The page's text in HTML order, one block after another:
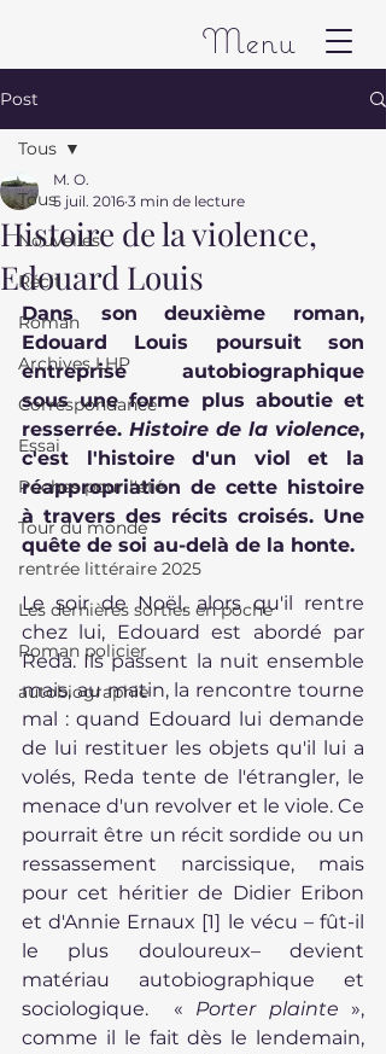
Menu
Post
Tous
Nouvelles
Récit
Roman
Archives LHP
Correspondance
Essai
Poches pour l'été
Tour du monde
rentrée littéraire 2025
Les dernières sorties en poche
Roman policier
autobiographie
Tous
Histoire de la violence,
Edouard Louis
M. O.
5 juil. 2016 3 min de lecture
Dans son deuxième roman,
Edouard Louis poursuit son
entreprise autobiographique
sous une forme plus aboutie et
resserrée. Histoire de la violence,
c'est l'histoire d'un viol et la
réappropriation de cette histoire
à travers des récits croisés. Une
quête de soi au-delà de la honte.
Le soir de Noël, alors qu'il rentre
chez lui, Edouard est abordé par
Reda. Ils passent la nuit ensemble
mais, au matin, la rencontre tourne
mal : quand Edouard lui demande
de lui restituer les objets qu'il lui a
volés, Reda tente de l'étrangler, le
menace d'un revolver et le viole. Ce
pourrait être un récit sordide ou un
ressassement narcissique, mais
pour cet héritier de Didier Eribon
et d'Annie Ernaux [1] le vécu – fût-il
le plus douloureux– devient
matériau autobiographique et
sociologique.  « Porter plainte »,
comme il le fait dès le lendemain,